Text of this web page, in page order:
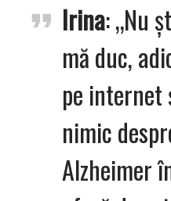
Irina: „Nu
mă duc,
pe internet
nimic
Alzheimer